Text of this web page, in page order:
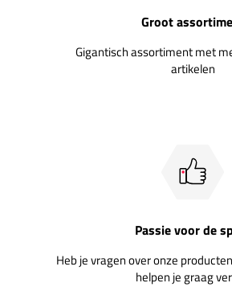
Groot
Gigantisch assortiment met
artikelen
Passie voor de
Heb je vragen over onze
helpen je graag